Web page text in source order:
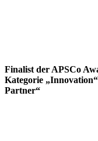
Finalist der APSCo
Kategorie
Partner“